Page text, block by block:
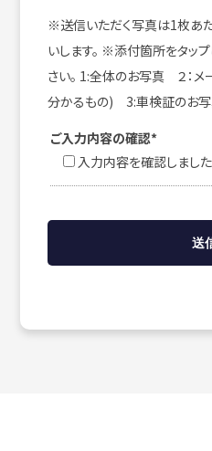
※送信いただく写真は1枚あ
いします。 ※添付箇所をタッ
さい。 1:全体のお写真 ２：
分かるもの) 3:車検証のお
ご入力内容の確認*
入力内容を確認しました